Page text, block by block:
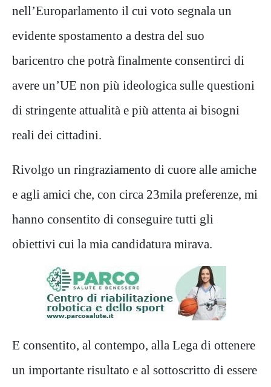
nell’Europarlamento il cui voto segnala un
evidente spostamento a destra del suo
baricentro che potrà finalmente consentirci di
avere un’UE non più ideologica sulle questioni
di stringente attualità e più attenta ai bisogni
reali dei cittadini.
Rivolgo un ringraziamento di cuore alle amiche
e agli amici che, con circa 23mila preferenze, mi
hanno consentito di conseguire tutti gli
obiettivi cui la mia candidatura mirava.
E consentito, al contempo, alla Lega di ottenere
un importante risultato e al sottoscritto di essere